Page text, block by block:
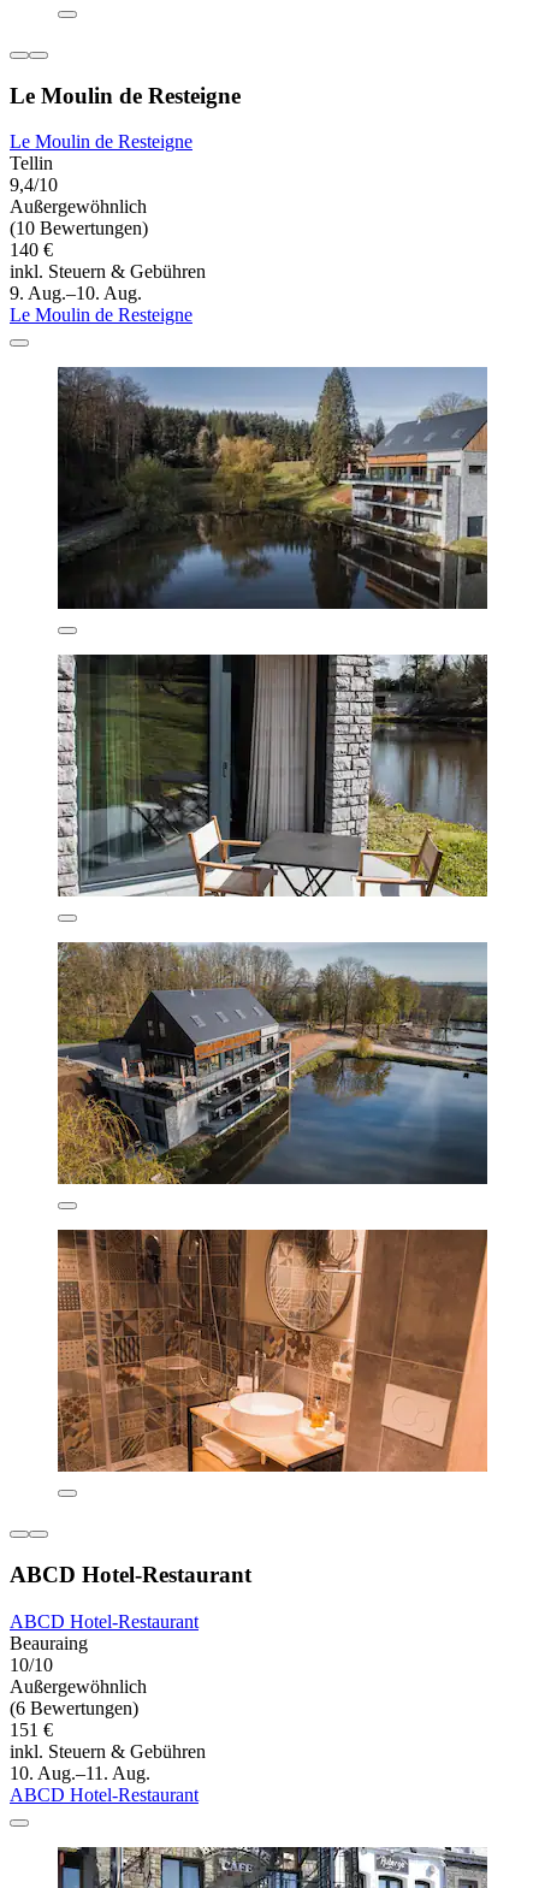
Le Moulin de Resteigne
Le Moulin de Resteigne
Tellin
9,4/10
Außergewöhnlich
(10 Bewertungen)
140 €
inkl. Steuern & Gebühren
9. Aug.–10. Aug.
Le Moulin de Resteigne
ABCD Hotel-Restaurant
ABCD Hotel-Restaurant
Beauraing
10/10
Außergewöhnlich
(6 Bewertungen)
151 €
inkl. Steuern & Gebühren
10. Aug.–11. Aug.
ABCD Hotel-Restaurant